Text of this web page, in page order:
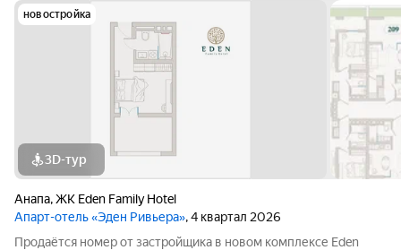
новостройка
3D-тур
Анапа,ЖК Eden Family Hotel
Апарт-отель «Эден Ривьера», 4 квартал 2026
Продаётся номер от застройщика в новом комплексе Eden